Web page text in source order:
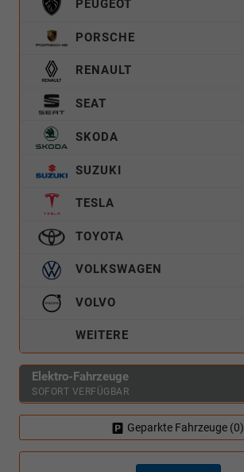
PEUGEOT
PORSCHE
RENAULT
SEAT
SKODA
SUZUKI
TESLA
TOYOTA
VOLKSWAGEN
VOLVO
WEITERE
Elektro-Fahrzeuge
SOFORT VERFÜGBAR
Geparkte Fahrzeuge (0)